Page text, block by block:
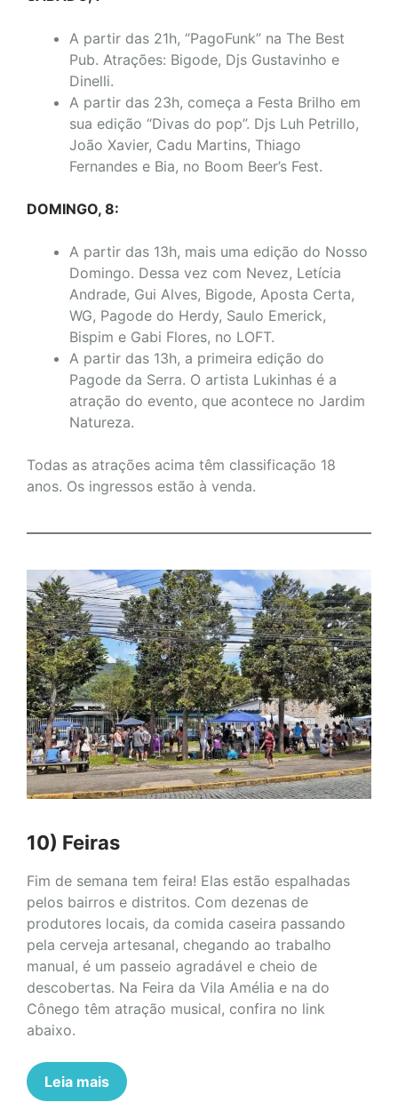
A partir das 21h, “PagoFunk” na The Best
Pub. Atrações: Bigode, Djs Gustavinho e
Dinelli.
A partir das 23h, começa a Festa Brilho em
sua edição “Divas do pop”. Djs Luh Petrillo,
João Xavier, Cadu Martins, Thiago
Fernandes e Bia, no Boom Beer’s Fest.
DOMINGO, 8:
A partir das 13h, mais uma edição do Nosso
Domingo. Dessa vez com Nevez, Letícia
Andrade, Gui Alves, Bigode, Aposta Certa,
WG, Pagode do Herdy, Saulo Emerick,
Bispim e Gabi Flores, no LOFT.
A partir das 13h, a primeira edição do
Pagode da Serra. O artista Lukinhas é a
atração do evento, que acontece no Jardim
Natureza.
Todas as atrações acima têm classificação 18
anos. Os ingressos estão à venda.
10) Feiras
Fim de semana tem feira! Elas estão espalhadas
pelos bairros e distritos. Com dezenas de
produtores locais, da comida caseira passando
pela cerveja artesanal, chegando ao trabalho
manual, é um passeio agradável e cheio de
descobertas. Na Feira da Vila Amélia e na do
Cônego têm atração musical, confira no link
abaixo.
Leia mais